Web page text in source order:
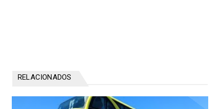
RELACIONADOS